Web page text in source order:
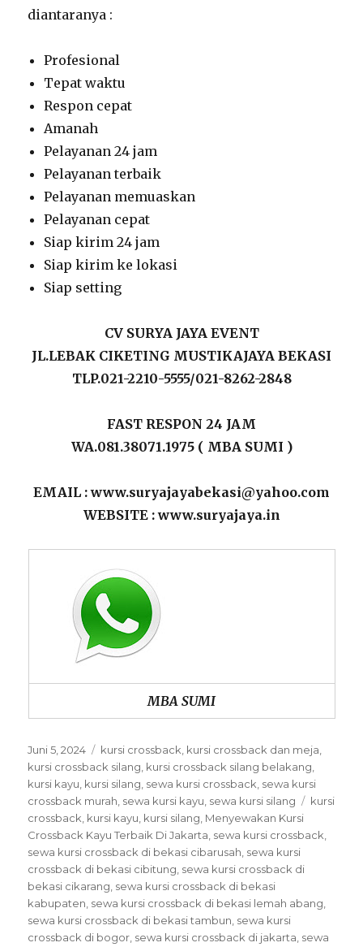
diantaranya :
Profesional
Tepat waktu
Respon cepat
Amanah
Pelayanan 24 jam
Pelayanan terbaik
Pelayanan memuaskan
Pelayanan cepat
Siap kirim 24 jam
Siap kirim ke lokasi
Siap setting
CV SURYA JAYA EVENT
JL.LEBAK CIKETING MUSTIKAJAYA BEKASI
TLP.021-2210-5555/021-8262-2848
FAST RESPON 24 JAM
WA.081.38071.1975 ( MBA SUMI )
EMAIL : www.suryajayabekasi@yahoo.com
WEBSITE : www.suryajaya.in
MBA SUMI
Posted
on
Juni 5, 2024 Categories
kursi crossback kursi crossback dan meja
kursi crossback silang kursi crossback silang belakang
kursi kayu kursi silang sewa kursi crossback sewa kursi
crossback murah sewa kursi kayu sewa kursi silang Tags
kursi
crossback kursi kayu kursi silang Menyewakan Kursi
Crossback Kayu Terbaik Di Jakarta sewa kursi crossback
sewa kursi crossback di bekasi cibarusah sewa kursi
crossback di bekasi cibitung sewa kursi crossback di
bekasi cikarang sewa kursi crossback di bekasi
kabupaten sewa kursi crossback di bekasi lemah abang
sewa kursi crossback di bekasi tambun sewa kursi
crossback di bogor sewa kursi crossback di jakarta sewa